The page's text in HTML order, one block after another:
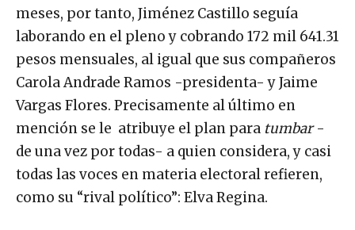
meses, por tanto, Jiménez Castillo seguía
laborando en el pleno y cobrando 172 mil 641.31
pesos mensuales, al igual que sus compañeros
Carola Andrade Ramos -presidenta- y Jaime
Vargas Flores. Precisamente al último en
mención se le atribuye el plan para tumbar-
de una vez por todas- a quien considera, y casi
todas las voces en materia electoral refieren,
como su “rival político”: Elva Regina.